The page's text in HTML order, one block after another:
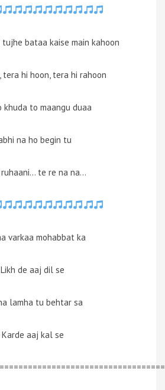
bataa kaise main kahoon
tera hi hoon, tera hi rahoon
khuda to maangu duaa
na ho begin tu
te re na na…
varkaa mohabbat ka
Likh de aaj dil se
lamha tu behtar sa
Karde aaj kal se